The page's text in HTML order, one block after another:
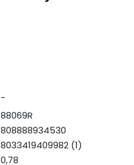
-
88069R
808888934530
8033419409982 (1)
0,78